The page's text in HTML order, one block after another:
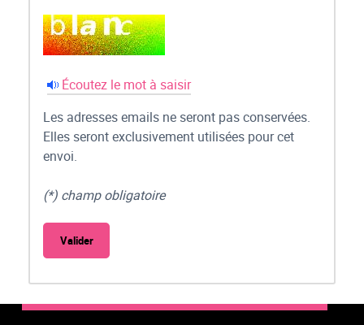
Écoutez le mot à saisir
Les adresses emails ne seront pas conservées.
Elles seront exclusivement utilisées pour cet
envoi.
(*) champ obligatoire